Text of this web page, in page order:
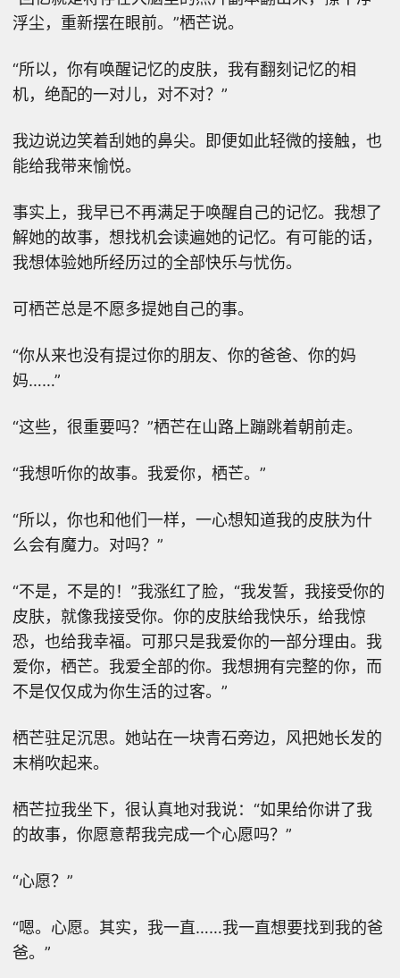
浮尘，重新摆在眼前。”栖芒说。
“所以，你有唤醒记忆的皮肤，我有翻刻记忆的相
机，绝配的一对儿，对不对？”
我边说边笑着刮她的鼻尖。即便如此轻微的接触，也
能给我带来愉悦。
事实上，我早已不再满足于唤醒自己的记忆。我想了
解她的故事，想找机会读遍她的记忆。有可能的话，
我想体验她所经历过的全部快乐与忧伤。
可栖芒总是不愿多提她自己的事。
“你从来也没有提过你的朋友、你的爸爸、你的妈
妈……”
“这些，很重要吗？”栖芒在山路上蹦跳着朝前走。
“我想听你的故事。我爱你，栖芒。”
“所以，你也和他们一样，一心想知道我的皮肤为什
么会有魔力。对吗？”
“不是，不是的！”我涨红了脸，“我发誓，我接受你的
皮肤，就像我接受你。你的皮肤给我快乐，给我惊
恐，也给我幸福。可那只是我爱你的一部分理由。我
爱你，栖芒。我爱全部的你。我想拥有完整的你，而
不是仅仅成为你生活的过客。”
栖芒驻足沉思。她站在一块青石旁边，风把她长发的
末梢吹起来。
栖芒拉我坐下，很认真地对我说：“如果给你讲了我
的故事，你愿意帮我完成一个心愿吗？”
“心愿？”
“嗯。心愿。其实，我一直……我一直想要找到我的爸
爸。”